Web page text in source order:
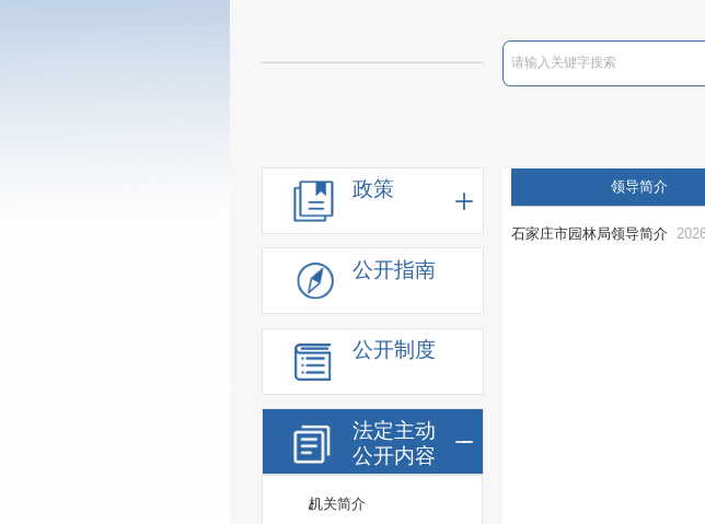
政策
公开指南
公开制度
法定主动
公开内容
机关简介
领导简介
石家庄市园林局领导简介